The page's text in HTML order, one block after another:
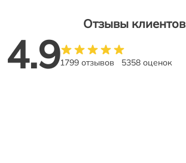
Отзывы клиентов
4.91799 отзывов 5358 оценок